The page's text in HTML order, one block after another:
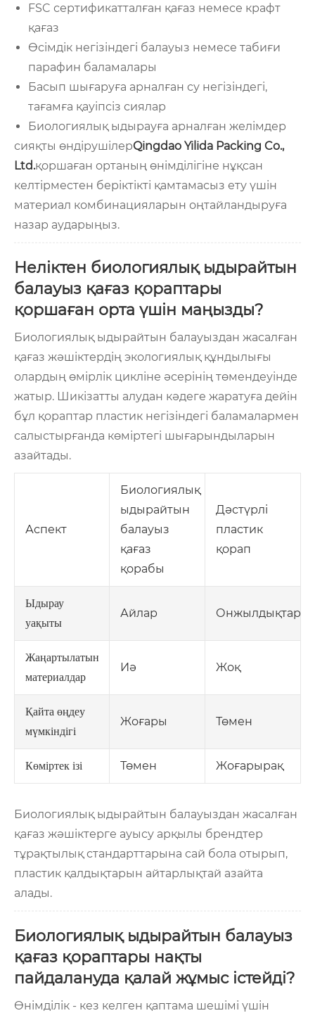
FSC сертификатталған қағаз немесе крафт
қағаз
Өсімдік негізіндегі балауыз немесе табиғи
парафин баламалары
Басып шығаруға арналған су негізіндегі,
тағамға қауіпсіз сиялар
Биологиялық ыдырауға арналған желімдер
сияқты өндірушілерQingdao Yilida Packing Co.,
Ltd.қоршаған ортаның өнімділігіне нұқсан
келтірместен беріктікті қамтамасыз ету үшін
материал комбинацияларын оңтайландыруға
назар аударыңыз.
Неліктен биологиялық ыдырайтын
балауыз қағаз қораптары
қоршаған орта үшін маңызды?
Биологиялық ыдырайтын балауыздан жасалған
қағаз жәшіктердің экологиялық құндылығы
олардың өмірлік цикліне әсерінің төмендеуінде
жатыр. Шикізатты алудан кәдеге жаратуға дейін
бұл қораптар пластик негізіндегі баламалармен
салыстырғанда көміртегі шығарындыларын
азайтады.
Аспект
Биологиялық
ыдырайтын
балауыз
қағаз
қорабы
Дәстүрлі
пластик
қорап
Ыдырау
уақыты
Айлар Онжылдықтар
Жаңартылатын
материалдар
Иә Жоқ
Қайта өңдеу
мүмкіндігі
Жоғары Төмен
Көміртек ізі Төмен Жоғарырақ
Биологиялық ыдырайтын балауыздан жасалған
қағаз жәшіктерге ауысу арқылы брендтер
тұрақтылық стандарттарына сай бола отырып,
пластик қалдықтарын айтарлықтай азайта
алады.
Биологиялық ыдырайтын балауыз
қағаз қораптары нақты
пайдалануда қалай жұмыс істейді?
Өнімділік - кез келген қаптама шешімі үшін